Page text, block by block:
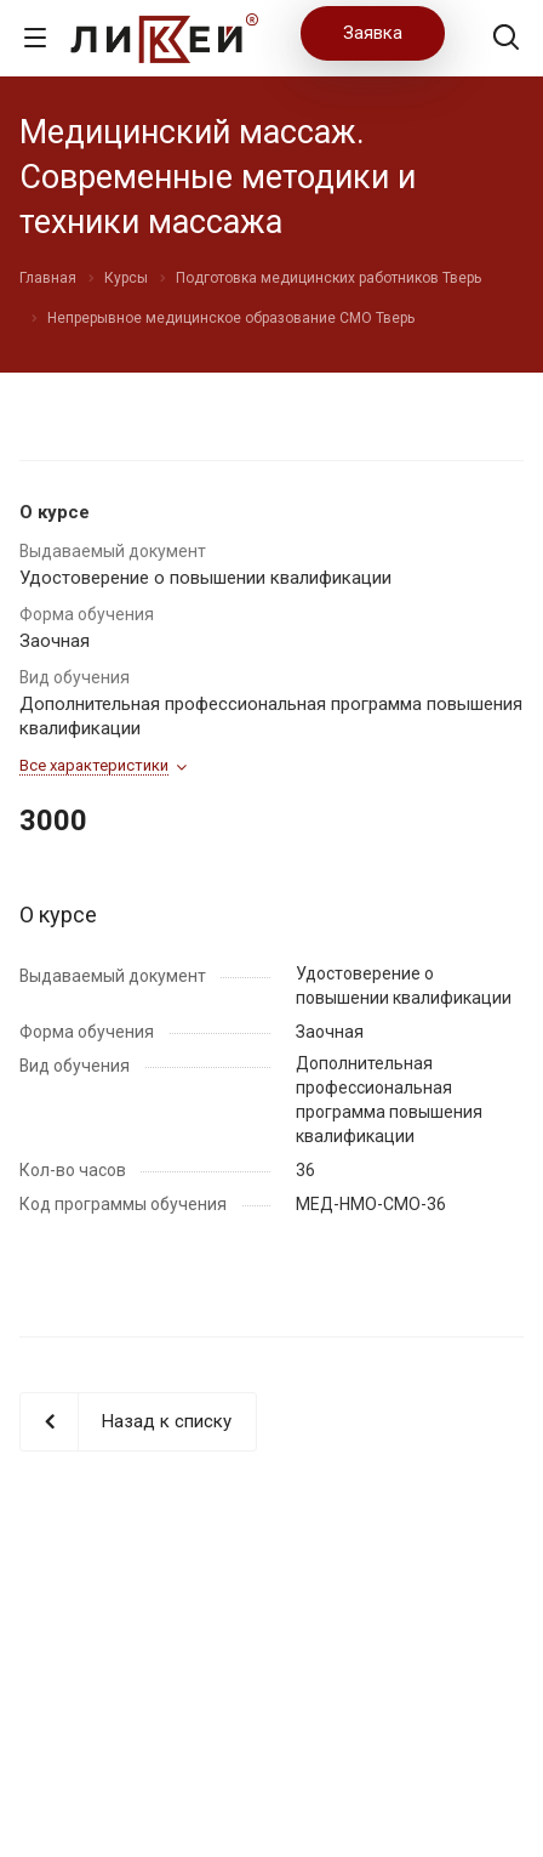
Заявка
Медицинский массаж.
Современные методики и
техники массажа
Главная Курсы Подготовка медицинских работников Тверь
Непрерывное медицинское образование СМО Тверь
О курсе
Выдаваемый документ
Удостоверение о повышении квалификации
Форма обучения
Заочная
Вид обучения
Дополнительная профессиональная программа повышения
квалификации
Все характеристики
3000
О курсе
Выдаваемый документ
Удостоверение о
повышении квалификации
Форма обучения
Заочная
Вид обучения
Дополнительная
профессиональная
программа повышения
квалификации
Кол-во часов
36
Код программы обучения
МЕД-НМО-СМО-36
Назад к списку